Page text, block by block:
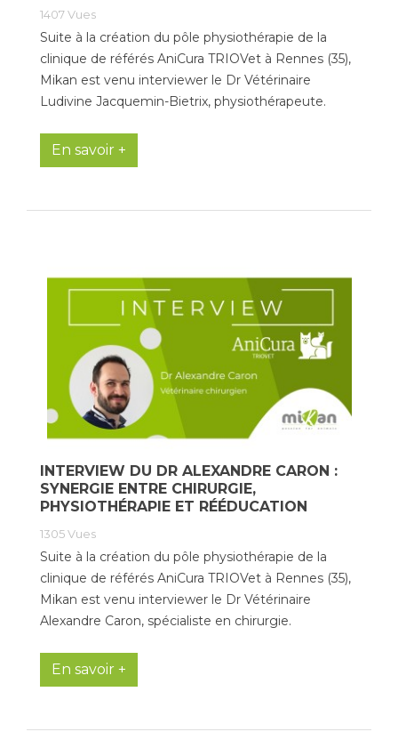
1407Vues
Suite à la création du pôle physiothérapie de la
clinique de référés AniCura TRIOVet à Rennes (35),
Mikan est venu interviewer le Dr Vétérinaire
Ludivine Jacquemin-Bietrix, physiothérapeute.
En savoir +
INTERVIEW DU DR ALEXANDRE CARON :
SYNERGIE ENTRE CHIRURGIE,
PHYSIOTHÉRAPIE ET RÉÉDUCATION
1305Vues
Suite à la création du pôle physiothérapie de la
clinique de référés AniCura TRIOVet à Rennes (35),
Mikan est venu interviewer le Dr Vétérinaire
Alexandre Caron, spécialiste en chirurgie.
En savoir +